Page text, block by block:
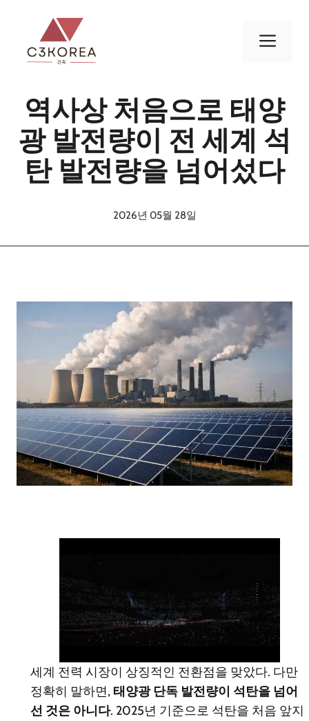
메
역사상 처음으로 태양
광 발전량이 전 세계 석
탄 발전량을 넘어섰다
2026년 05월 28일
세계 전력 시장이 상징적인 전환점을 맞았다. 다만
정확히 말하면, 태양광 단독 발전량이 석탄을 넘어
선 것은 아니다. 2025년 기준으로 석탄을 처음 앞지